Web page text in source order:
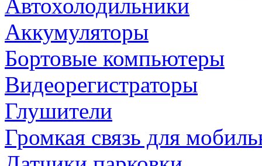
Автохолодильники
Аккумуляторы
Бортовые компьютеры
Видеорегистраторы
Глушители
Громкая связь для